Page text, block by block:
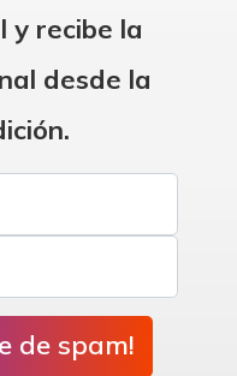
y recibe la
desde la
de spam!